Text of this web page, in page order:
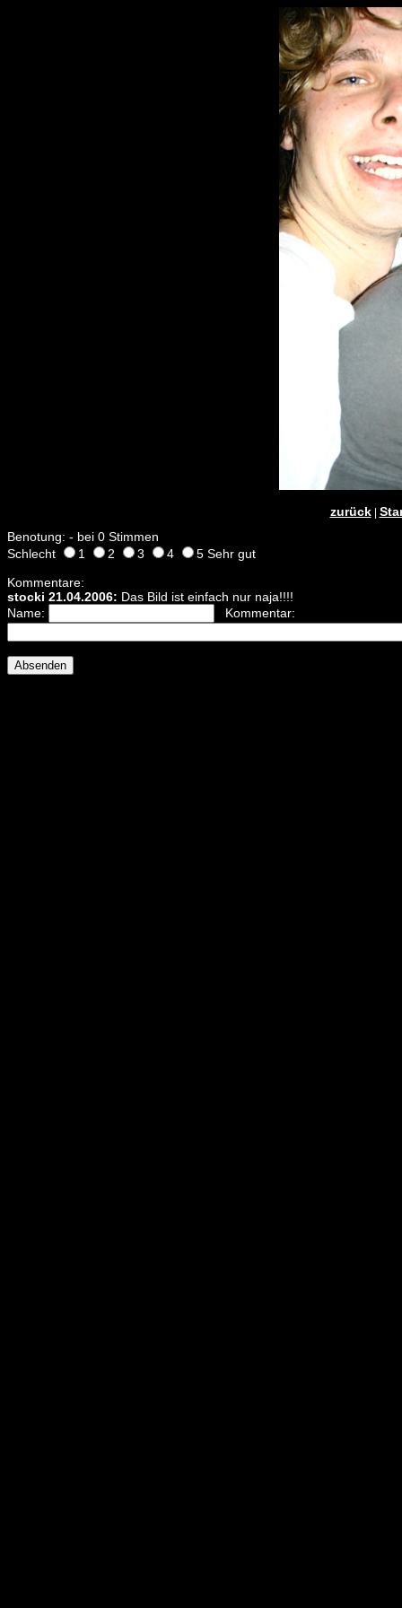
zurück
Benotung: - bei 0 Stimmen
Schlecht
1 2 3 4
5 Sehr gut
Kommentare:
stocki 21.04.2006: Das Bild ist einfach nur naja!!!!
Name:
Kommentar: